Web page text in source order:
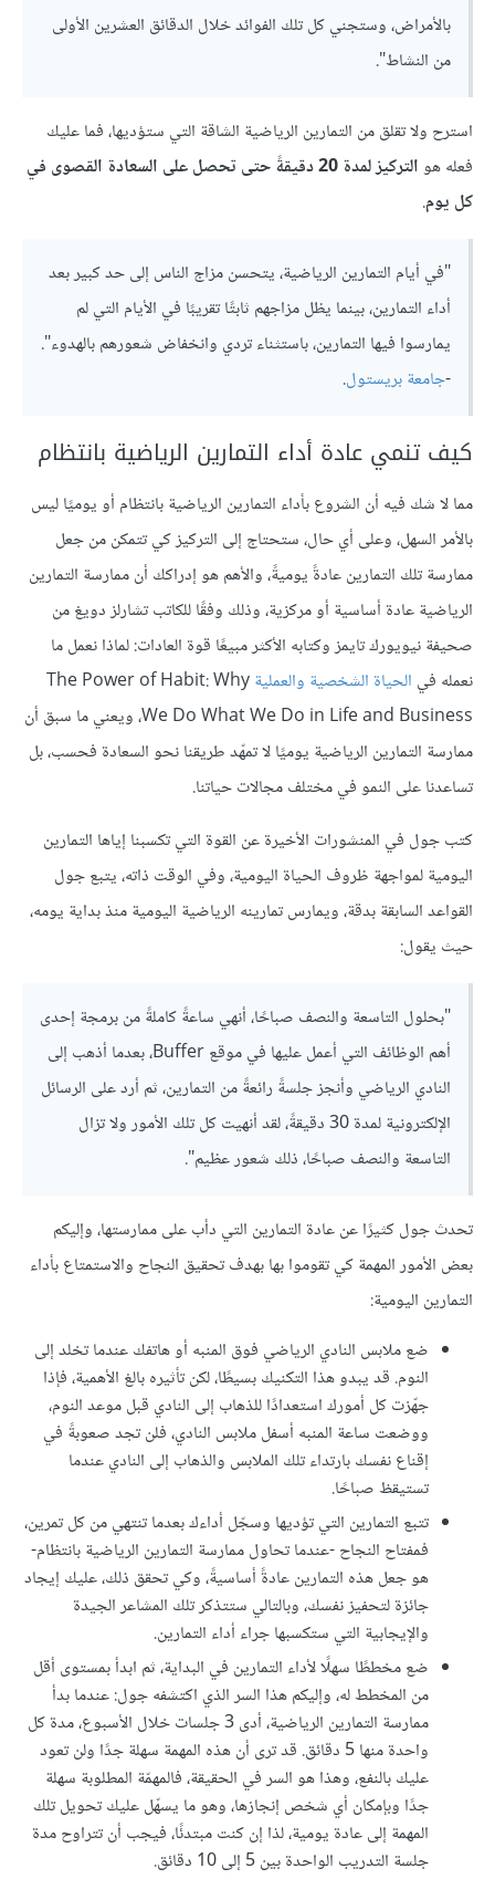
بالأمراض، وستجني كل تلك الفوائد خلال الدقائق العشرين الأولى
من النشاط".
استرح ولا تقلق من التمارين الرياضية الشاقة التي ستؤديها، فما عليك
فعله هو
التركيز لمدة 20 دقيقةً حتى تحصل على السعادة القصوى في
كل يوم.
"في أيام التمارين الرياضية، يتحسن مزاج الناس إلى حد كبير بعد
أداء التمارين، بينما يظل مزاجهم ثابتًا تقريبًا في الأيام التي لم
يمارسوا فيها التمارين، باستثناء تردي وانخفاض شعورهم بالهدوء".
-جامعة بريستول.
كيف تنمي عادة أداء التمارين الرياضية بانتظام
مما لا شك فيه أن الشروع بأداء التمارين الرياضية بانتظام أو يوميًا ليس
بالأمر السهل، وعلى أي حال، ستحتاج إلى التركيز كي تتمكن من جعل
ممارسة تلك التمارين عادةً يوميةً، والأهم هو إدراكك أن ممارسة التمارين
الرياضية عادة أساسية أو مركزية، وذلك وفقًا للكاتب تشارلز دويغ من
صحيفة نيويورك تايمز وكتابه الأكثر مبيعًا قوة العادات: لماذا نعمل ما
نعمله في الحياة الشخصية والعمليةThe Power of Habit: Why
We Do What We Do in Life and Business، ويعني ما سبق أن
ممارسة التمارين الرياضية يوميًا لا تمهّد طريقنا نحو السعادة فحسب، بل
تساعدنا على النمو في مختلف مجالات حياتنا.
كتب جول في المنشورات الأخيرة عن القوة التي تكسبنا إياها التمارين
اليومية لمواجهة ظروف الحياة اليومية، وفي الوقت ذاته، يتبع جول
القواعد السابقة بدقة، ويمارس تمارينه الرياضية اليومية منذ بداية يومه،
حيث يقول:
"بحلول التاسعة والنصف صباحًا، أنهي ساعةً كاملةً من برمجة إحدى
أهم الوظائف التي أعمل عليها في موقع Buffer، بعدما أذهب إلى
النادي الرياضي وأنجز جلسةً رائعةً من التمارين، ثم أرد على الرسائل
الإلكترونية لمدة 30 دقيقةً، لقد أنهيت كل تلك الأمور ولا تزال
التاسعة والنصف صباحًا، ذلك شعور عظيم".
تحدث جول كثيرًا عن عادة التمارين التي دأب على ممارستها، وإليكم
بعض الأمور المهمة كي تقوموا بها بهدف تحقيق النجاح والاستمتاع بأداء
التمارين اليومية:
ضع ملابس النادي الرياضي فوق المنبه أو هاتفك عندما تخلد إلى
النوم. قد يبدو هذا التكنيك بسيطًا، لكن تأثيره بالغ الأهمية، فإذا
جهّزت كل أمورك استعدادًا للذهاب إلى النادي قبل موعد النوم،
ووضعت ساعة المنبه أسفل ملابس النادي، فلن تجد صعوبةً في
إقناع نفسك بارتداء تلك الملابس والذهاب إلى النادي عندما
تستيقظ صباحًا.
تتبع التمارين التي تؤديها وسجّل أداءك بعدما تنتهي من كل تمرين،
فمفتاح النجاح -عندما تحاول ممارسة التمارين الرياضية بانتظام-
هو جعل هذه التمارين عادةً أساسيةً، وكي تحقق ذلك، عليك إيجاد
جائزة لتحفيز نفسك، وبالتالي ستتذكر تلك المشاعر الجيدة
والإيجابية التي ستكسبها جراء أداء التمارين.
ضع مخططًا سهلًا لأداء التمارين في البداية، ثم ابدأ بمستوى أقل
من المخطط له، وإليكم هذا السر الذي اكتشفه جول: عندما بدأ
ممارسة التمارين الرياضية، أدى 3 جلسات خلال الأسبوع، مدة كل
واحدة منها 5 دقائق. قد ترى أن هذه المهمة سهلة جدًا ولن تعود
عليك بالنفع، وهذا هو السر في الحقيقة، فالمهمّة المطلوبة سهلة
جدًا وبإمكان أي شخص إنجازها، وهو ما يسهّل عليك تحويل تلك
المهمة إلى عادة يومية، لذا إن كنت مبتدئًا، فيجب أن تتراوح مدة
جلسة التدريب الواحدة بين 5 إلى 10 دقائق.